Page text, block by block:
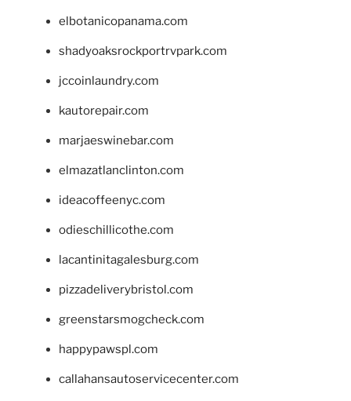
elbotanicopanama.com
shadyoaksrockportrvpark.com
jccoinlaundry.com
kautorepair.com
marjaeswinebar.com
elmazatlanclinton.com
ideacoffeenyc.com
odieschillicothe.com
lacantinitagalesburg.com
pizzadeliverybristol.com
greenstarsmogcheck.com
happypawspl.com
callahansautoservicecenter.com